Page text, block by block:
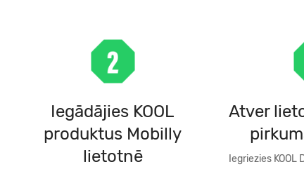
Iegādājies KOOL
produktus Mobilly
lietotnē
Atver
Iegriezies